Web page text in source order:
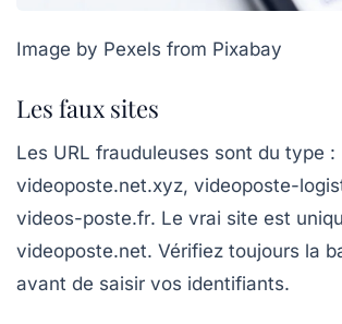
Image by Pexels from Pixabay
Les faux sites
Les URL frauduleuses sont du type :
videoposte.net.xyz, videoposte-
videos-poste.fr. Le vrai site est
videoposte.net. Vérifiez toujours la
avant de saisir vos identifiants.